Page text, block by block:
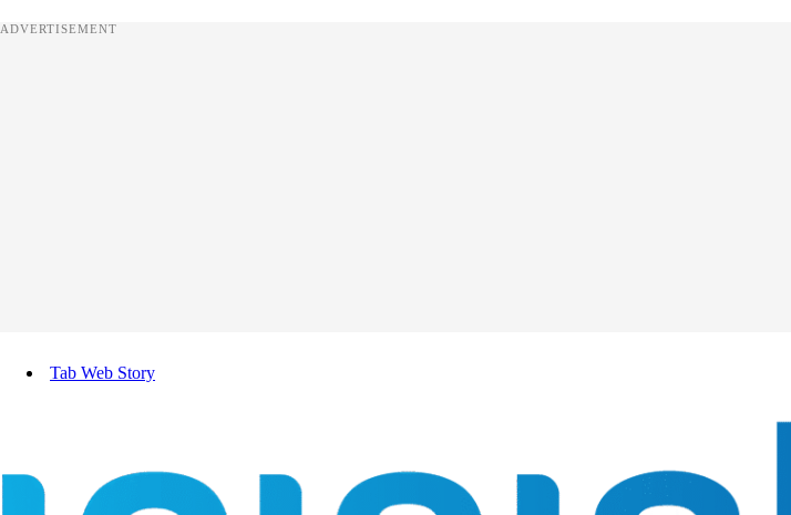
ADVERTISEMENT
Tab Web Story